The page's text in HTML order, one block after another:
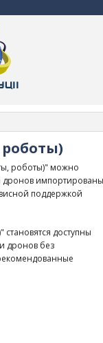
роботы)" можно
дронов импортированы
поддержкой
доступны
дронов без